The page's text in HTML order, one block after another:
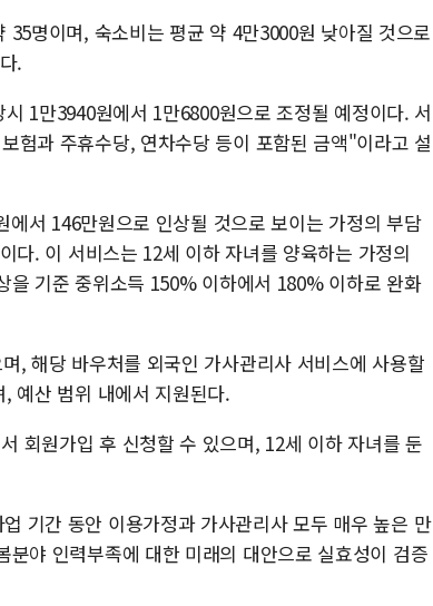
명이며, 숙소비는 평균 약 4만3000원 낮아질 것으로
.
1만3940원에서 1만6800원으로 조정될 예정이다. 서
험과 주휴수당, 연차수당 등이 포함된 금액"이라고 설
서 146만원으로 인상될 것으로 보이는 가정의 부담
다. 이 서비스는 12세 이하 자녀를 양육하는 가정의
기준 중위소득 150% 이하에서 180% 이하로 완화
, 해당 바우처를 외국인 가사관리사 서비스에 사용할
예산 범위 내에서 지원된다.
회원가입 후 신청할 수 있으며, 12세 이하 자녀를 둔
기간 동안 이용가정과 가사관리사 모두 매우 높은 만
야 인력부족에 대한 미래의 대안으로 실효성이 검증